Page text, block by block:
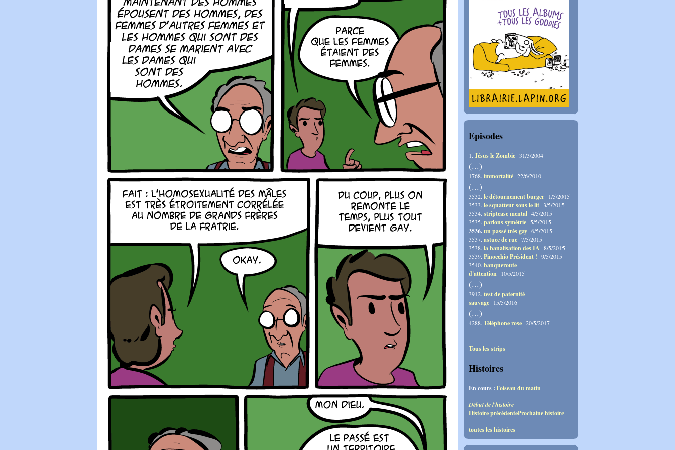
Episodes
1. Jésus le Zombie 31/3/2004
(...)
1768. immortalité 22/6/2010
(...)
3532. le détournement burger 1/5/2015
3533. le squatteur sous le lit 3/5/2015
3534. striptease mental 4/5/2015
3535. parlons symétrie 5/5/2015
3536.un passé très gay 6/5/2015
3537. astuce de rue 7/5/2015
3538. la banalisation des IA 8/5/2015
3539. Pinocchio Président ! 9/5/2015
3540. banqueroute
d'attention 10/5/2015
(...)
3912. test de paternité
sauvage 15/5/2016
(...)
4288. Téléphone rose 20/5/2017
Tous les strips
Histoires
En cours : l'oiseau du matin
Début de l'histoire
Histoire précédenteProchaine histoire
toutes les histoires